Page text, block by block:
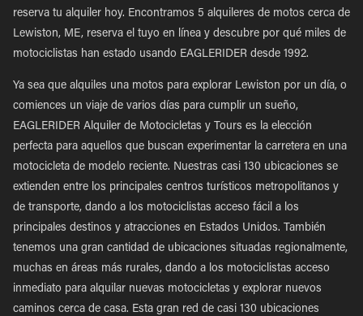
reserva tu alquiler hoy. Encontramos 5 alquileres de motos cerca de
Lewiston, ME, reserva el tuyo en línea y descubre por qué miles de
motociclistas han estado usando EAGLERIDER desde 1992.
Ya sea que alquiles una motos para explorar Lewiston por un día, o
comiences un viaje de varios días para cumplir un sueño,
EAGLERIDER Alquiler de Motocicletas y Tours es la elección
perfecta para aquellos que buscan experimentar la carretera en una
motocicleta de modelo reciente. Nuestras casi 130 ubicaciones se
extienden entre los principales centros turísticos metropolitanos y
de transporte, dando a los motociclistas acceso fácil a los
principales destinos y atracciones en Estados Unidos. También
tenemos una gran cantidad de ubicaciones situadas regionalmente,
muchas en áreas más rurales, dando a los motociclistas acceso
inmediato para alquilar nuevas motocicletas y explorar nuevos
caminos cerca de casa. Esta gran red de casi 130 ubicaciones